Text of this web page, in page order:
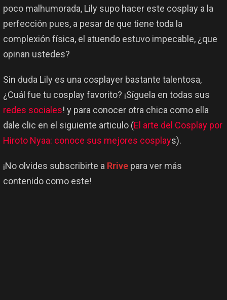
poco malhumorada, Lily supo hacer este cosplay a la
perfección pues, a pesar de que tiene toda la
complexión física, el atuendo estuvo impecable, ¿que
opinan ustedes?
Sin duda Lily es una cosplayer bastante talentosa,
¿Cuál fue tu cosplay favorito? ¡Síguela en todas sus
redes sociales! y para conocer otra chica como ella
dale clic en el siguiente articulo (El arte del Cosplay por
Hiroto Nyaa: conoce sus mejores cosplays).
¡No olvides subscribirte a Rrive para ver más
contenido como este!